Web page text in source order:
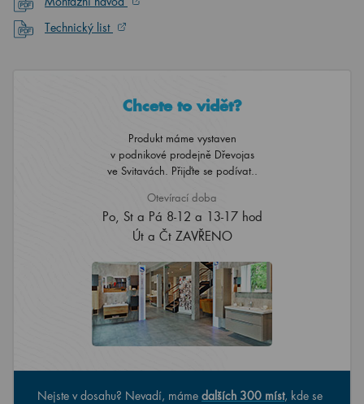
Technický list
Chcete to vidět?
Produkt máme vystaven
v podnikové prodejně Dřevojas
ve Svitavách. Přijďte se podívat..
Otevírací doba
Po, St a Pá 8-12 a 13-17 hod
Út a Čt ZAVŘENO
Nejste v dosahu? Nevadí, máme dalších 300 míst, kde se